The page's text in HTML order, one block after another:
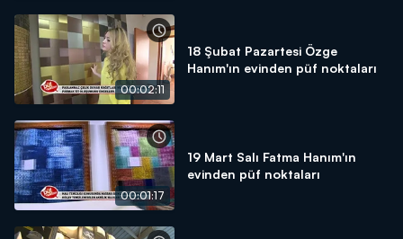
00:02:11
18 Şubat Pazartesi Özge
Hanım'ın evinden püf noktaları
00:01:17
19 Mart Salı Fatma Hanım'ın
evinden püf noktaları